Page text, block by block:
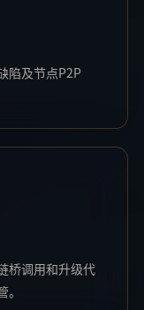
陷及节点P2P
桥调用和升级代